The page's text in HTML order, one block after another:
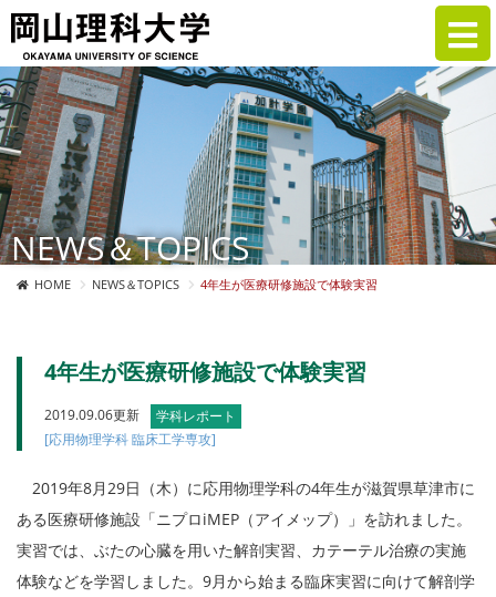
NEWS＆TOPICS
HOME NEWS＆TOPICS 4年生が医療研修施設で体験実習
4年生が医療研修施設で体験実習
2019.09.06更新
学科レポート
[応用物理学科 臨床工学専攻]
2019年8月29日（木）に応用物理学科の4年生が滋賀県草津市に
ある医療研修施設「ニプロiMEP（アイメップ）」を訪れました。
実習では、ぶたの心臓を用いた解剖実習、カテーテル治療の実施
体験などを学習しました。9月から始まる臨床実習に向けて解剖学